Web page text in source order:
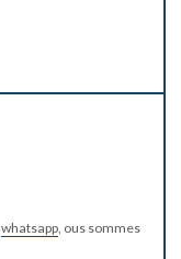
whatsapp, ous sommes